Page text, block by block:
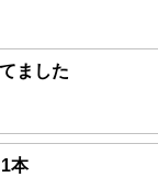
ました
本